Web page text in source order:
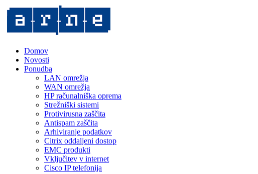
Domov
Novosti
Ponudba
LAN omrežja
WAN omrežja
HP računalniška oprema
Strežniški sistemi
Protivirusna zaščita
Antispam zaščita
Arhiviranje podatkov
Citrix oddaljeni dostop
EMC produkti
Vključitev v internet
Cisco IP telefonija